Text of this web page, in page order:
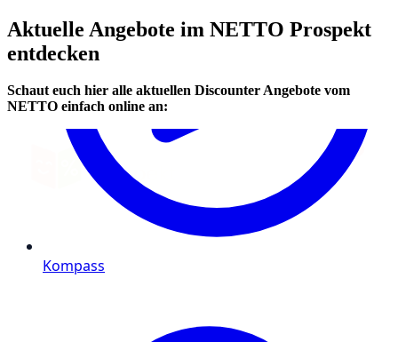
Aktuelle Angebote im NETTO Prospekt
entdecken
Schaut euch hier alle aktuellen Discounter Angebote vom
NETTO einfach online an: